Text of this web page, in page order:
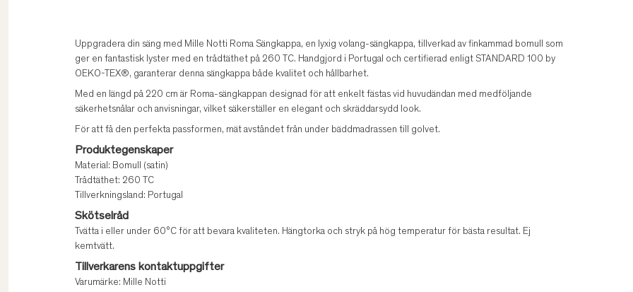
Uppgradera din säng med Mille Notti Roma Sängkappa, en lyxig volang-sängkappa, tillverkad av finkammad bomull som
ger en fantastisk lyster med en trådtäthet på 260 TC. Handgjord i Portugal och certifierad enligt STANDARD 100 by
OEKO-TEX®, garanterar denna sängkappa både kvalitet och hållbarhet.
Med en längd på 220 cm är Roma-sängkappan designad för att enkelt fästas vid huvudändan med medföljande
säkerhetsnålar och anvisningar, vilket säkerställer en elegant och skräddarsydd look.
För att få den perfekta passformen, mät avståndet från under bäddmadrassen till golvet.
Produktegenskaper
Material: Bomull (satin)
Trådtäthet: 260 TC
Tillverkningsland: Portugal
Skötselråd
Tvätta i eller under 60°C för att bevara kvaliteten. Hängtorka och stryk på hög temperatur för bästa resultat. Ej
kemtvätt.
Tillverkarens kontaktuppgifter
Varumärke: Mille Notti